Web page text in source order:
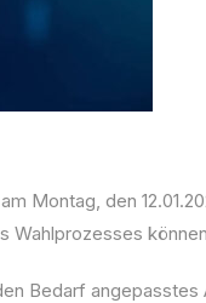
Montag, den
Wahlprozesses
Bedarf